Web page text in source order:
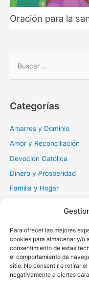
Para ofrecer las mejores
cookies para almacenar y/o
consentimiento de estas
el comportamiento de
sitio. No consentir o retirar
negativamente a ciertas
Oración para la
a
r
Categorías
Amarres y Dominio
Amor y Reconciliación
Devoción Católica
Dinero y Prosperidad
Familia y Hogar
Muerte y Difuntos
Oraciones Diarias
Otras
Protección y Liberación